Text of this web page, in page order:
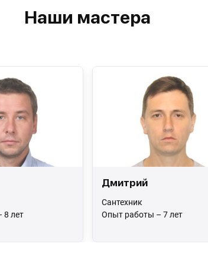
Наши мастера
8 лет
Дмитрий
Сантехник
Опыт работы – 7 лет